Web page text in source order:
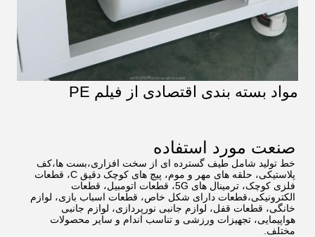
مواد بسته بندی اقتصادی از فیلم PE
صنعت مورد استفاده
خط تولید شامل طیف گسترده ای از سخت افزاری،بست ها،کف
پلاستیکی، حلقه های مهر و موم، پیچ های کوچک دقیق C، قطعات
فلزی کوچک، ترمینال های 5G، قطعات اتومبیل، قطعات
الکترونیکی،قطعات دارای شکل خاص، قطعات اسباب بازی، لوازم
خانگی، قطعات قفل، لوازم جانبی نورپردازی، لوازم جانبی
هواپیمایی، تجهیزات ورزشی و تناسب اندام و سایر محصولات
مختلف.